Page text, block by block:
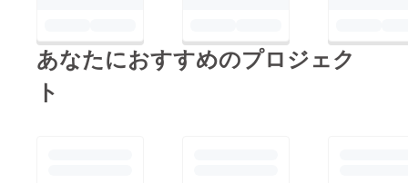
あなたにおすすめのプロジェク
ト